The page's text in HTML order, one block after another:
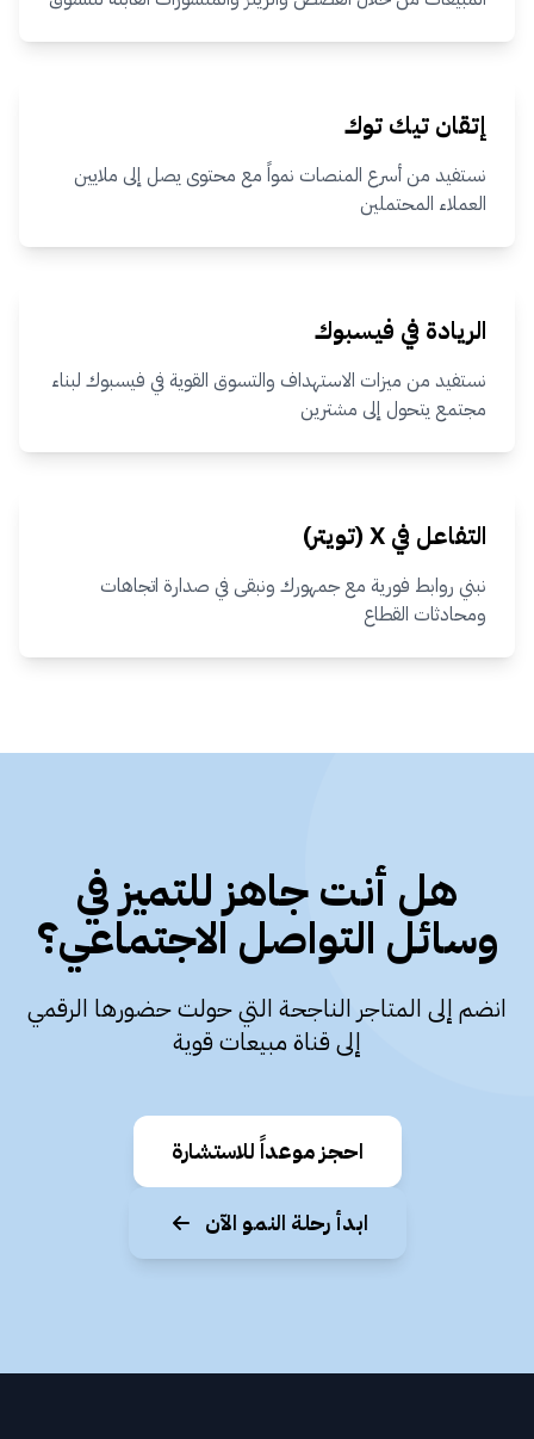
إتقان تيك توك
نستفيد من أسرع المنصات نمواً مع محتوى يصل إلى ملايين
العملاء المحتملين
الريادة في فيسبوك
نستفيد من ميزات الاستهداف والتسوق القوية في فيسبوك لبناء
مجتمع يتحول إلى مشترين
التفاعل في X (تويتر)
نبني روابط فورية مع جمهورك ونبقى في صدارة اتجاهات
ومحادثات القطاع
هل أنت جاهز للتميز في
وسائل التواصل الاجتماعي؟
انضم إلى المتاجر الناجحة التي حولت حضورها الرقمي
إلى قناة مبيعات قوية
احجز موعداً للاستشارة
ابدأ رحلة النمو الآن